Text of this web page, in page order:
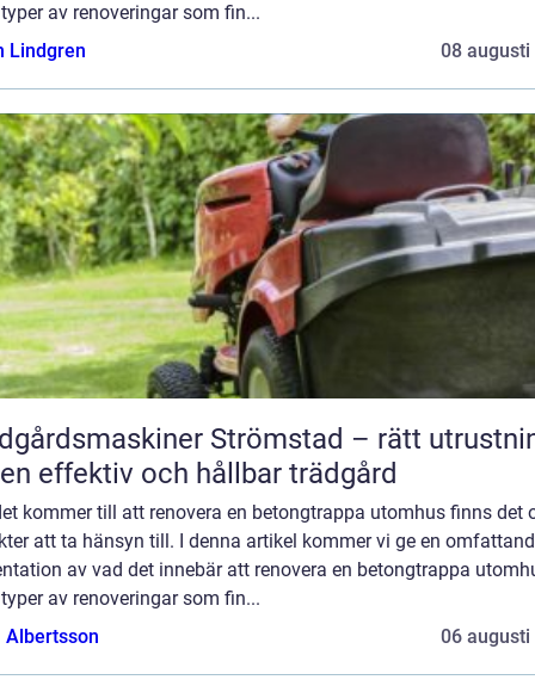
av renoveringar som fin...
Lindgren
08 augusti
Strömstad – rätt
effektiv och hållbar trädgård
kommer till att renovera en betongtrappa utomhus finns det
att ta hänsyn till. I denna artikel kommer vi ge en
av vad det innebär att renovera en betongtrappa
av renoveringar som fin...
Albertsson
06 augusti